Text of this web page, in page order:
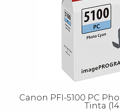
Canon PFI-5100 PC
Tinta